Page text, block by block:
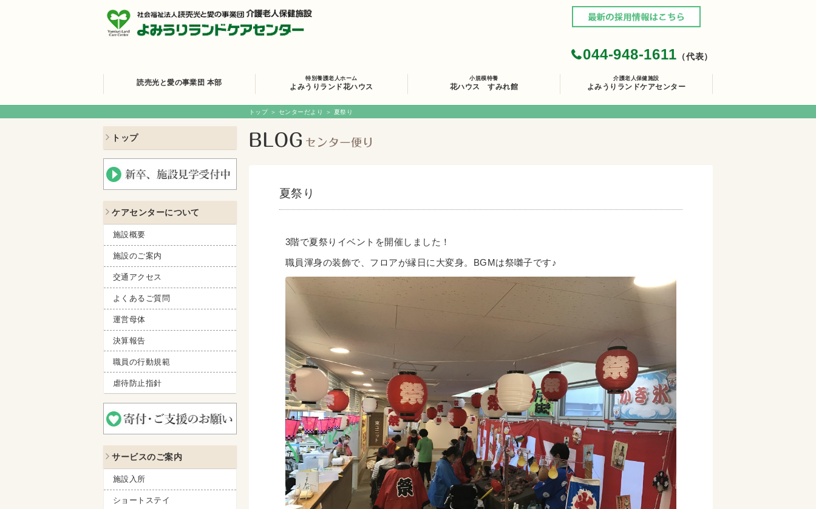
044-948-1611 （代表）
読売光と愛の事業団 本部 特別養護老人ホーム
よみうりランド花ハウス
小規模特養
花ハウス すみれ館
介護老人保健施設
よみうりランドケアセンター
トップ
ケアセンターについて
施設概要
施設のご案内
交通アクセス
よくあるご質問
運営母体
決算報告
職員の行動規範
虐待防止指針
サービスのご案内
施設入所
ショートステイ
トップ＞ センターだより ＞ 夏祭り
夏祭り
3階で夏祭りイベントを開催しました！
職員渾身の装飾で、フロアが縁日に大変身。BGMは祭囃子です♪